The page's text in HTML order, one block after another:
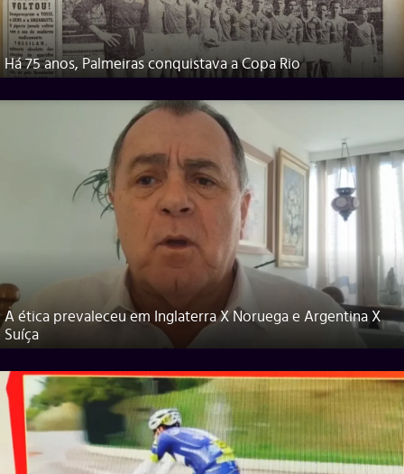
Há 75 anos, Palmeiras conquistava a Copa Rio
A ética prevaleceu em Inglaterra X Noruega e Argentina X
Suíça